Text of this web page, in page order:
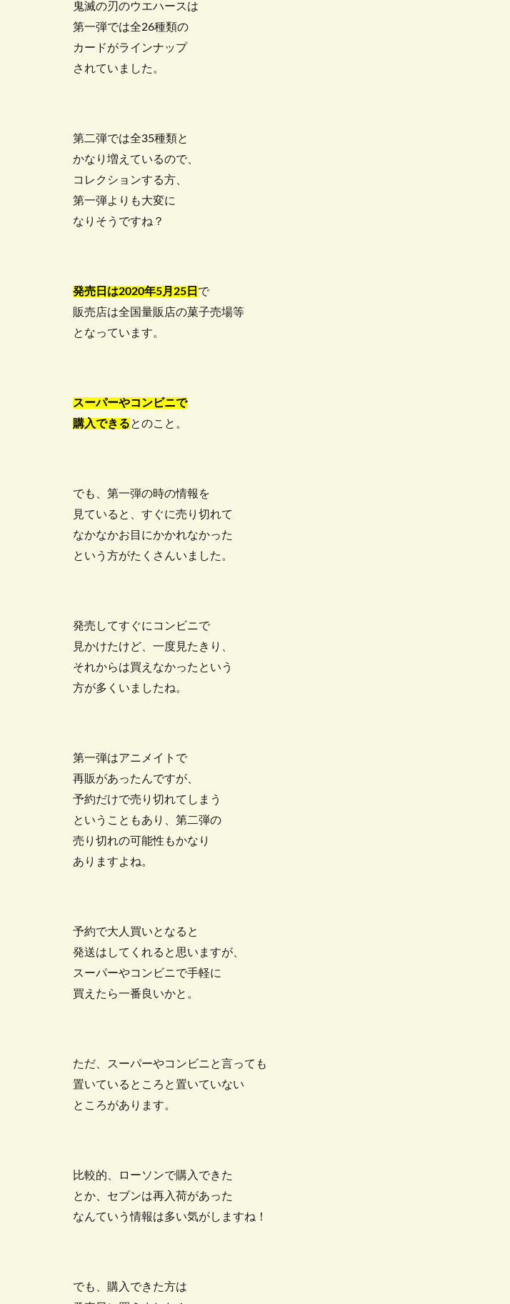
鬼滅の刃のウエハースは
第一弾では全26種類の
カードがラインナップ
されていました。
第二弾では全35種類と
かなり増えているので、
コレクションする方、
第一弾よりも大変に
なりそうですね？
発売日は2020年5月25日 で
販売店は全国量販店の菓子売場等
となっています。
スーパーやコンビニで
購入できるとのこと。
でも、第一弾の時の情報を
見ていると、すぐに売り切れて
なかなかお目にかかれなかった
という方がたくさんいました。
発売してすぐにコンビニで
見かけたけど、一度見たきり、
それからは買えなかったという
方が多くいましたね。
第一弾はアニメイトで
再販があったんですが、
予約だけで売り切れてしまう
ということもあり、第二弾の
売り切れの可能性もかなり
ありますよね。
予約で大人買いとなると
発送はしてくれると思いますが、
スーパーやコンビニで手軽に
買えたら一番良いかと。
ただ、スーパーやコンビニと言っても
置いているところと置いていない
ところがあります。
比較的、ローソンで購入できた
とか、セブンは再入荷があった
なんていう情報は多い気がしますね！
でも、購入できた方は